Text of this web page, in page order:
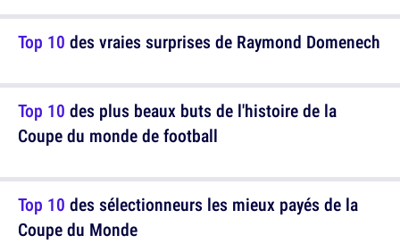
Top 10 des plus beaux buts de l'histoire de la
Coupe du monde de football
Top 10 des vraies surprises de Raymond Domenech
Top 10 des sélectionneurs les mieux payés de la
Coupe du Monde